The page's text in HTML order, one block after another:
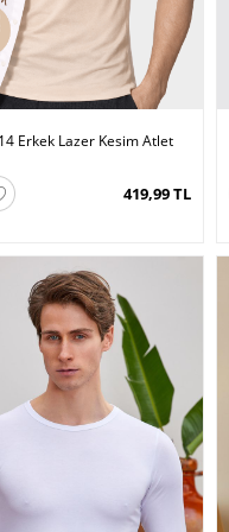
Erkek Lazer Kesim Atlet
419,99 TL